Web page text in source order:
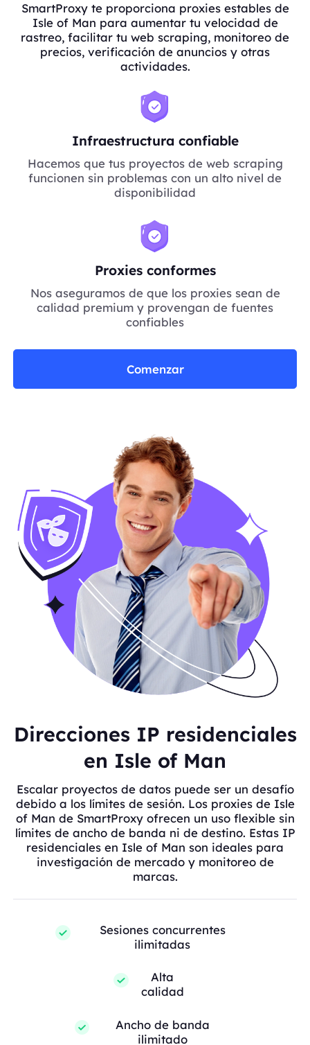
SmartProxy te proporciona proxies estables de
Isle of Man para aumentar tu velocidad de
rastreo, facilitar tu web scraping, monitoreo de
precios, verificación de anuncios y otras
actividades.
Infraestructura confiable
Hacemos que tus proyectos de web scraping
funcionen sin problemas con un alto nivel de
disponibilidad
Proxies conformes
Nos aseguramos de que los proxies sean de
calidad premium y provengan de fuentes
confiables
Comenzar
Direcciones IP residenciales
en Isle of Man
Escalar proyectos de datos puede ser un desafío
debido a los límites de sesión. Los proxies de Isle
of Man de SmartProxy ofrecen un uso flexible sin
límites de ancho de banda ni de destino. Estas IP
residenciales en Isle of Man son ideales para
investigación de mercado y monitoreo de
marcas.
Sesiones concurrentes
ilimitadas
Alta
calidad
Ancho de banda
ilimitado